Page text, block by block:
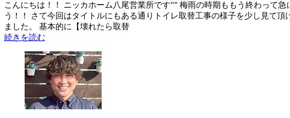
こんにちは！！ ニッカホーム八尾営業所です”” 梅雨の時期ももう終わって
う！！ さて今回はタイトルにもある通りトイレ取替工事の様子を少し見て
ました。 基本的に【壊れたら取替
続きを読む